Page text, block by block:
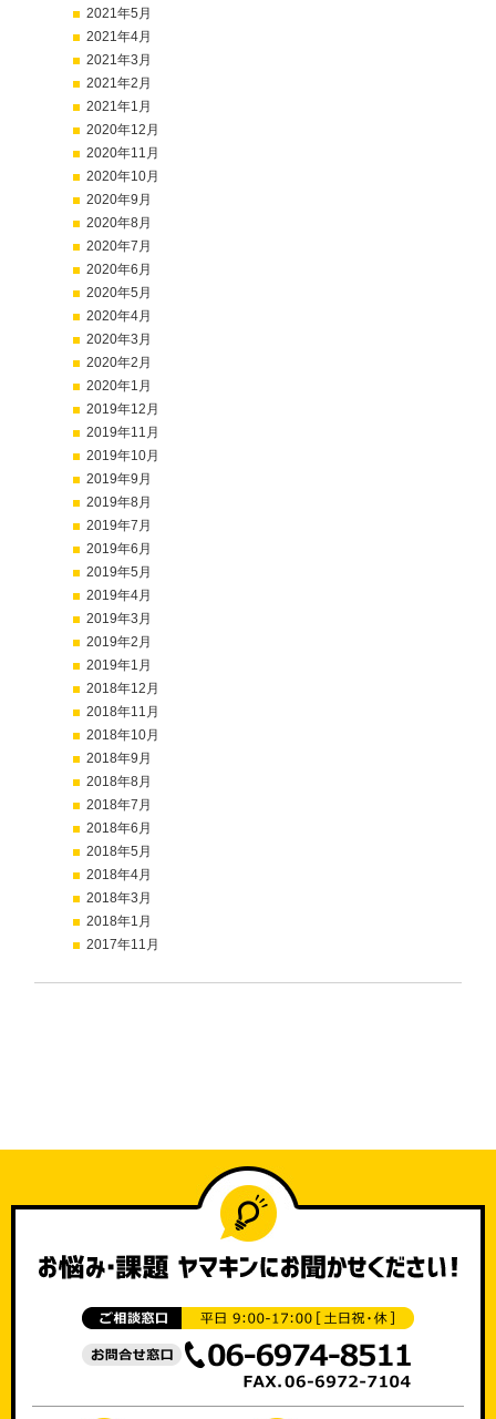
2021年5月
2021年4月
2021年3月
2021年2月
2021年1月
2020年12月
2020年11月
2020年10月
2020年9月
2020年8月
2020年7月
2020年6月
2020年5月
2020年4月
2020年3月
2020年2月
2020年1月
2019年12月
2019年11月
2019年10月
2019年9月
2019年8月
2019年7月
2019年6月
2019年5月
2019年4月
2019年3月
2019年2月
2019年1月
2018年12月
2018年11月
2018年10月
2018年9月
2018年8月
2018年7月
2018年6月
2018年5月
2018年4月
2018年3月
2018年1月
2017年11月